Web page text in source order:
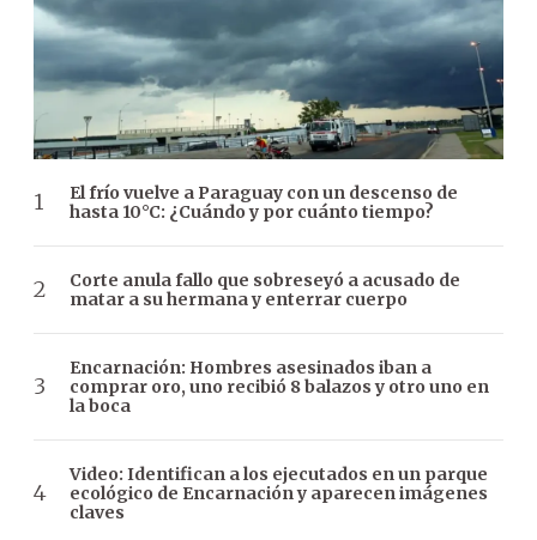
El frío vuelve a Paraguay con un descenso de
hasta 10°C: ¿Cuándo y por cuánto tiempo?
Corte anula fallo que sobreseyó a acusado de
matar a su hermana y enterrar cuerpo
Encarnación: Hombres asesinados iban a
comprar oro, uno recibió 8 balazos y otro uno en
la boca
Video: Identifican a los ejecutados en un parque
ecológico de Encarnación y aparecen imágenes
claves